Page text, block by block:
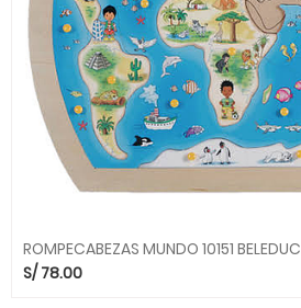
ROMPECABEZAS MUNDO 10151 BELEDUC
S/78.00